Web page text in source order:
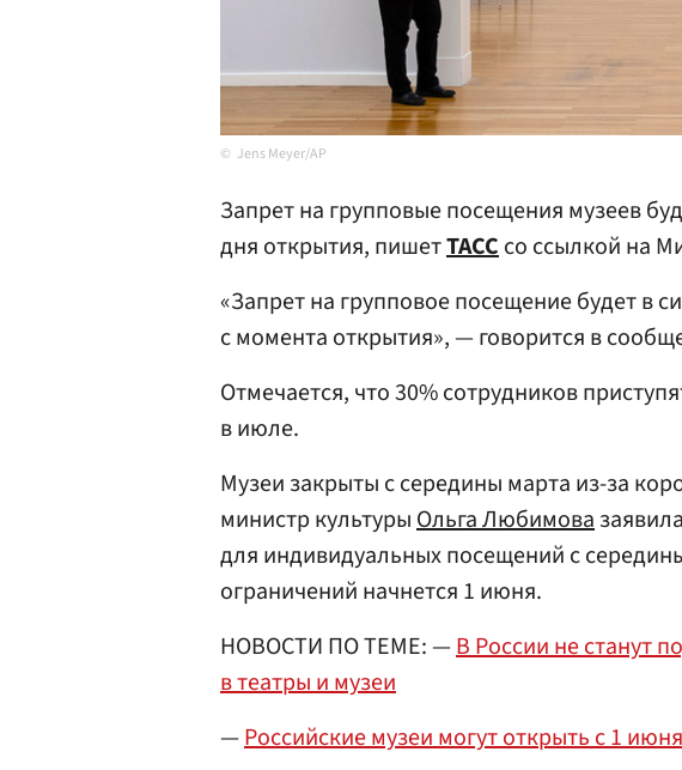
Jens Meyer/AP
Запрет на групповые посещения музеев
дня открытия, пишетТАССсо ссылкой на
«Запрет на групповое посещение будет в
с момента открытия», — говорится в
Отмечается, что 30% сотрудников
в июле.
Музеи закрыты с середины марта из-за
министр культурыОльга Любимова
для индивидуальных посещений с
ограничений начнется 1 июня.
НОВОСТИ ПО ТЕМЕ: —В России не станут
в театры и музеи
—Российские музеи могут открыть с 1 июня